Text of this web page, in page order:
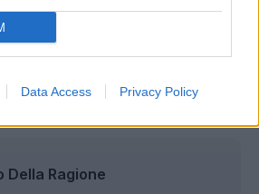
Data Access Privacy Policy
Della Ragione